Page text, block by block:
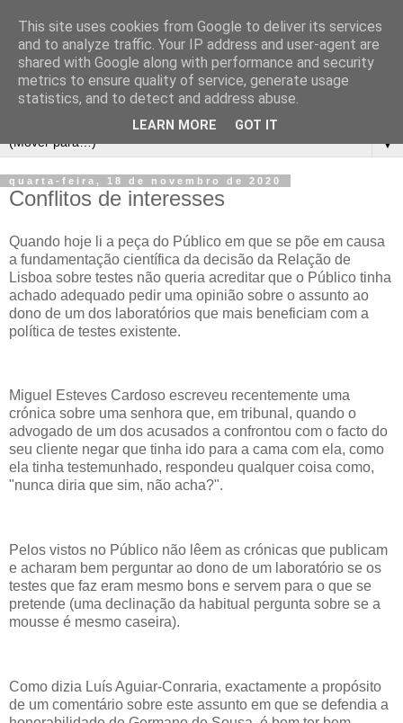
▼
quarta-feira, 18 de novembro de 2020
Conflitos de interesses
Quando hoje li a peça do Público em que se põe em causa
a fundamentação científica da decisão da Relação de
Lisboa sobre testes não queria acreditar que o Público tinha
achado adequado pedir uma opinião sobre o assunto ao
dono de um dos laboratórios que mais beneficiam com a
política de testes existente.
Miguel Esteves Cardoso escreveu recentemente uma
crónica sobre uma senhora que, em tribunal, quando o
advogado de um dos acusados a confrontou com o facto do
seu cliente negar que tinha ido para a cama com ela, como
ela tinha testemunhado, respondeu qualquer coisa como,
"nunca diria que sim, não acha?".
Pelos vistos no Público não lêem as crónicas que publicam
e acharam bem perguntar ao dono de um laboratório se os
testes que faz eram mesmo bons e servem para o que se
pretende (uma declinação da habitual pergunta sobre se a
mousse é mesmo caseira).
Como dizia Luís Aguiar-Conraria, exactamente a propósito
de um comentário sobre este assunto em que se defendia a
This site uses cookies from Google to deliver its services
and to analyze traffic. Your IP address and user-agent are
shared with Google along with performance and security
metrics to ensure quality of service, generate usage
statistics, and to detect and address abuse.
LEARN MORE GOT IT